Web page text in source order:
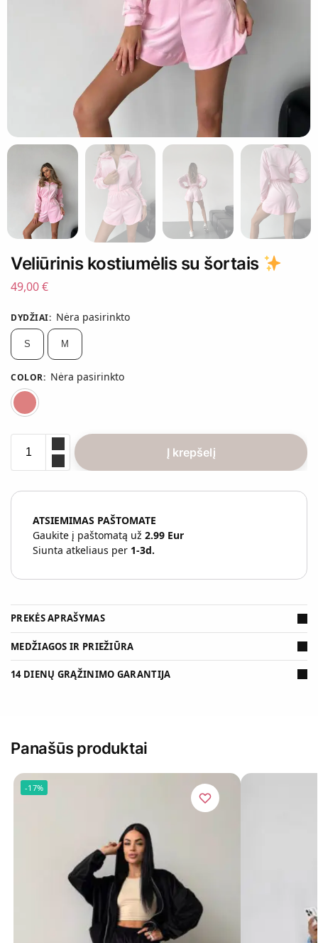
Veliūrinis kostiumėlis su šortais
49,00€
DYDŽIAI: Nėra pasirinkto
S M
COLOR: Nėra pasirinkto
Į krepšelį
ATSIEMIMAS PAŠTOMATE
Gaukite į paštomatą už 2.99 Eur
Siunta atkeliaus per 1-3d.
PREKĖS APRAŠYMAS
MEDŽIAGOS IR PRIEŽIŪRA
14 DIENŲ GRĄŽINIMO GARANTIJA
Panašūs produktai
-17%